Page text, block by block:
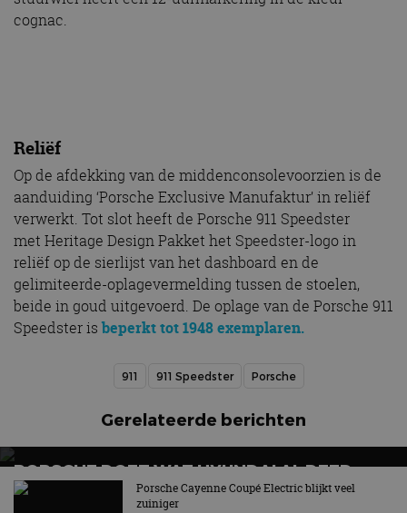
cognac.
Reliëf
Op de afdekking van de middenconsolevoorzien is de
aanduiding ‘Porsche Exclusive Manufaktur’ in reliëf
verwerkt. Tot slot heeft de Porsche 911 Speedster
met Heritage Design Pakket het Speedster-logo in
reliëf op de sierlijst van het dashboard en de
gelimiteerde-oplagevermelding tussen de stoelen,
beide in goud uitgevoerd. De oplage van de Porsche 911
Speedster is beperkt tot 1948 exemplaren.
911 911 Speedster Porsche
Gerelateerde berichten
PORSCHE DOET WAT HYUNDAI AL DEED
Zelf schakelen met E-Shift!Porsche Cayenne Coupé Electric blijkt veel
zuiniger